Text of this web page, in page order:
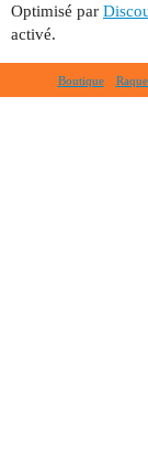
Optimisé par
activé.
Boutique